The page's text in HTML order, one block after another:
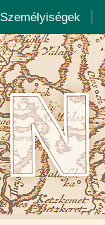
Személyiségek